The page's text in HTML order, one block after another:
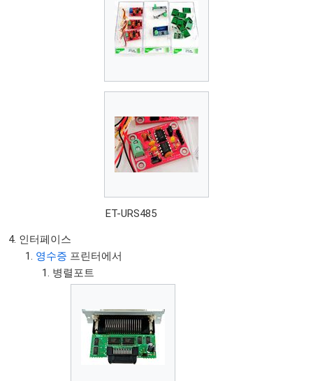
ET-URS485
인터페이스
영수증 프린터에서
병렬포트